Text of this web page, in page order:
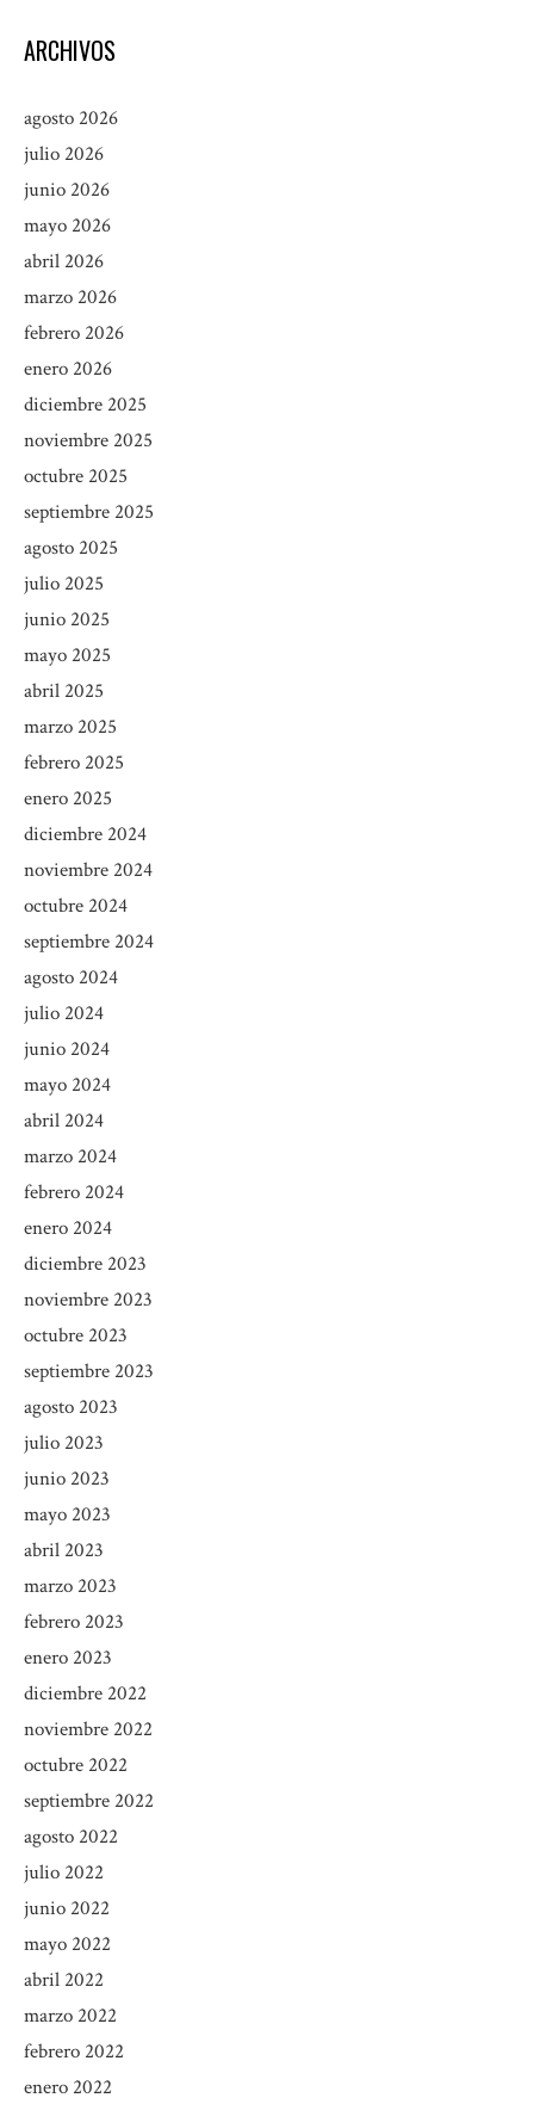
ARCHIVOS
agosto 2026
julio 2026
junio 2026
mayo 2026
abril 2026
marzo 2026
febrero 2026
enero 2026
diciembre 2025
noviembre 2025
octubre 2025
septiembre 2025
agosto 2025
julio 2025
junio 2025
mayo 2025
abril 2025
marzo 2025
febrero 2025
enero 2025
diciembre 2024
noviembre 2024
octubre 2024
septiembre 2024
agosto 2024
julio 2024
junio 2024
mayo 2024
abril 2024
marzo 2024
febrero 2024
enero 2024
diciembre 2023
noviembre 2023
octubre 2023
septiembre 2023
agosto 2023
julio 2023
junio 2023
mayo 2023
abril 2023
marzo 2023
febrero 2023
enero 2023
diciembre 2022
noviembre 2022
octubre 2022
septiembre 2022
agosto 2022
julio 2022
junio 2022
mayo 2022
abril 2022
marzo 2022
febrero 2022
enero 2022